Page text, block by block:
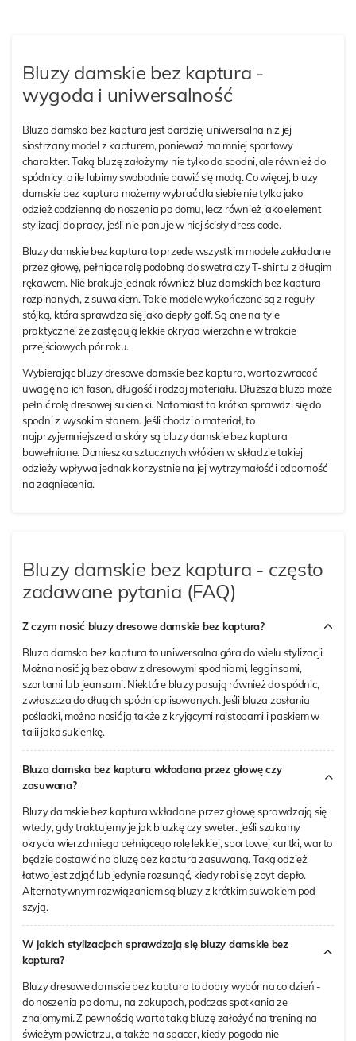
Bluzy damskie bez kaptura -
wygoda i uniwersalność
Bluza damska bez kaptura jest bardziej uniwersalna niż jej
siostrzany model z kapturem, ponieważ ma mniej sportowy
charakter. Taką bluzę założymy nie tylko do spodni, ale również do
spódnicy, o ile lubimy swobodnie bawić się modą. Co więcej, bluzy
damskie bez kaptura możemy wybrać dla siebie nie tylko jako
odzież codzienną do noszenia po domu, lecz również jako element
stylizacji do pracy, jeśli nie panuje w niej ścisły dress code.
Bluzy damskie bez kaptura to przede wszystkim modele zakładane
przez głowę, pełniące rolę podobną do swetra czy T-shirtu z długim
rękawem. Nie brakuje jednak również bluz damskich bez kaptura
rozpinanych, z suwakiem. Takie modele wykończone są z reguły
stójką, która sprawdza się jako ciepły golf. Są one na tyle
praktyczne, że zastępują lekkie okrycia wierzchnie w trakcie
przejściowych pór roku.
Wybierając bluzy dresowe damskie bez kaptura, warto zwracać
uwagę na ich fason, długość i rodzaj materiału. Dłuższa bluza może
pełnić rolę dresowej sukienki. Natomiast ta krótka sprawdzi się do
spodni z wysokim stanem. Jeśli chodzi o materiał, to
najprzyjemniejsze dla skóry są bluzy damskie bez kaptura
bawełniane. Domieszka sztucznych włókien w składzie takiej
odzieży wpływa jednak korzystnie na jej wytrzymałość i odporność
na zagniecenia.
Bluzy damskie bez kaptura - często
zadawane pytania (FAQ)
Z czym nosić bluzy dresowe damskie bez kaptura?
Bluza damska bez kaptura to uniwersalna góra do wielu stylizacji.
Można nosić ją bez obaw z dresowymi spodniami, legginsami,
szortami lub jeansami. Niektóre bluzy pasują również do spódnic,
zwłaszcza do długich spódnic plisowanych. Jeśli bluza zasłania
pośladki, można nosić ją także z kryjącymi rajstopami i paskiem w
talii jako sukienkę.
Bluza damska bez kaptura wkładana przez głowę czy
zasuwana?
Bluzy damskie bez kaptura wkładane przez głowę sprawdzają się
wtedy, gdy traktujemy je jak bluzkę czy sweter. Jeśli szukamy
okrycia wierzchniego pełniącego rolę lekkiej, sportowej kurtki, warto
będzie postawić na bluzę bez kaptura zasuwaną. Taką odzież
łatwo jest zdjąć lub jedynie rozsunąć, kiedy robi się zbyt ciepło.
Alternatywnym rozwiązaniem są bluzy z krótkim suwakiem pod
szyją.
W jakich stylizacjach sprawdzają się bluzy damskie bez
kaptura?
Bluzy dresowe damskie bez kaptura to dobry wybór na co dzień -
do noszenia po domu, na zakupach, podczas spotkania ze
znajomymi. Z pewnością warto taką bluzę założyć na trening na
świeżym powietrzu, a także na spacer, kiedy pogoda nie